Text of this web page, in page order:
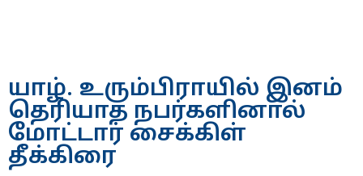
யாழ். உரும்பிராயில் இனம்
தெரியாத நபர்களினால்
மோட்டார் சைக்கிள்
தீக்கிரை